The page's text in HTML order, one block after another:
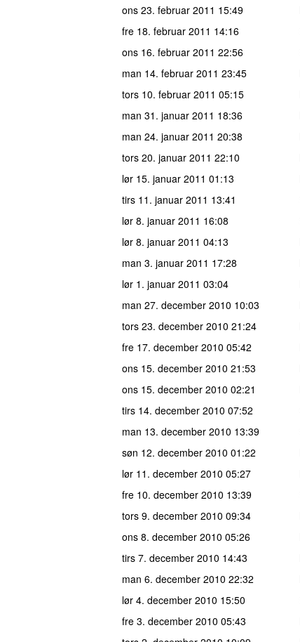
ons 23. februar 2011 15:49
fre 18. februar 2011 14:16
ons 16. februar 2011 22:56
man 14. februar 2011 23:45
tors 10. februar 2011 05:15
man 31. januar 2011 18:36
man 24. januar 2011 20:38
tors 20. januar 2011 22:10
lør 15. januar 2011 01:13
tirs 11. januar 2011 13:41
lør 8. januar 2011 16:08
lør 8. januar 2011 04:13
man 3. januar 2011 17:28
lør 1. januar 2011 03:04
man 27. december 2010 10:03
tors 23. december 2010 21:24
fre 17. december 2010 05:42
ons 15. december 2010 21:53
ons 15. december 2010 02:21
tirs 14. december 2010 07:52
man 13. december 2010 13:39
søn 12. december 2010 01:22
lør 11. december 2010 05:27
fre 10. december 2010 13:39
tors 9. december 2010 09:34
ons 8. december 2010 05:26
tirs 7. december 2010 14:43
man 6. december 2010 22:32
lør 4. december 2010 15:50
fre 3. december 2010 05:43